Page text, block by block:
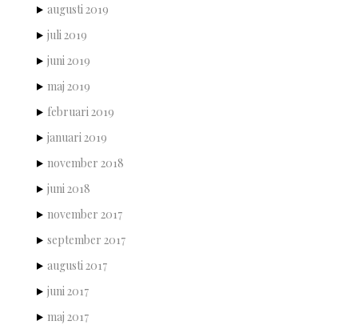
augusti 2019
juli 2019
juni 2019
maj 2019
februari 2019
januari 2019
november 2018
juni 2018
november 2017
september 2017
augusti 2017
juni 2017
maj 2017